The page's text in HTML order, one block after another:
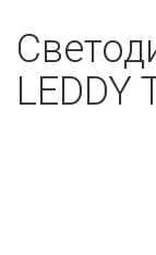
LEDDY